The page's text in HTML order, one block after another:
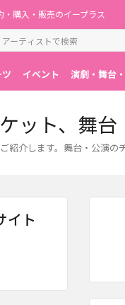
・購入・販売のイープラス
イベント 演劇・舞台
ット、舞
紹介します。舞台・公演の
イト